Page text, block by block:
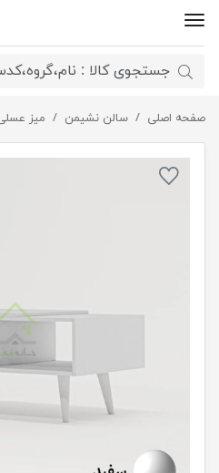
صفحه اصلی سالن نشیمن میز
میزجلومبلی پایه مخروطی مستطیلی